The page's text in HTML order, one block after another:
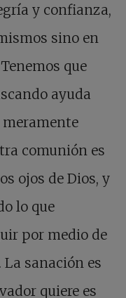
y confianza,
sino en
que
ayuda
meramente
comunión es
ojos de Dios, y
lo que
por medio de
La sanación es
quiere es